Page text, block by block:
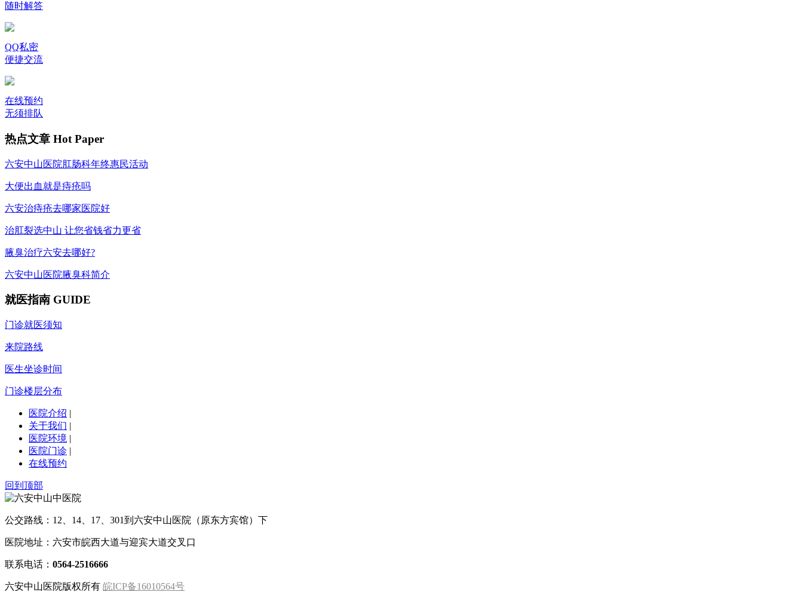
随时解答
QQ私密
便捷交流
在线预约
无须排队
热点文章 Hot Paper
六安中山医院肛肠科年终惠民活动
大便出血就是痔疮吗
六安治痔疮去哪家医院好
治肛裂选中山 让您省钱省力更省
腋臭治疗六安去哪好?
六安中山医院腋臭科简介
就医指南 GUIDE
门诊就医须知
来院路线
医生坐诊时间
门诊楼层分布
医院介绍 |
关于我们 |
医院环境 |
医院门诊 |
在线预约
回到顶部
公交路线：12、14、17、301到六安中山医院（原东方宾馆）下
医院地址：六安市皖西大道与迎宾大道交叉口
联系电话： 0564-2516666
六安中山医院版权所有 皖ICP备16010564号